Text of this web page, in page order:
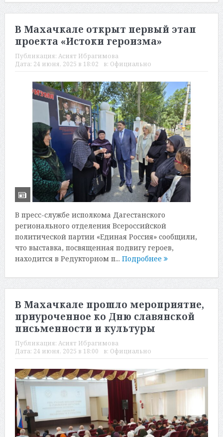
В Махачкале открыт первый этап
проекта «Истоки героизма»
Публикация: Асият Ибрагимова
Дата: 24 июня, 2025 в 18:02 в: Официально
В пресс-службе исполкома Дагестанского
регионального отделения Всероссийской
политической партии «Единая Россия» сообщили,
что выставка, посвященная подвигу героев,
находится в Редукторном п... Подробнее
В Махачкале прошло мероприятие,
приуроченное ко Дню славянской
письменности и культуры
Публикация: Асият Ибрагимова
Дата: 24 июня, 2025 в 18:00 в: Официально